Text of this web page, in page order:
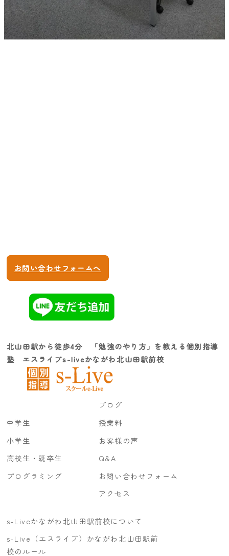
お問い合わせフォームへ
北山田駅から徒歩4分 「勉強のやり方」を教える個別指導
塾 エスライブs-liveかながわ北山田駅前校
中学生
小学生
高校生・既卒生
プログラミング
ブログ
授業料
お客様の声
Q&A
お問い合わせフォーム
アクセス
s-Liveかながわ北山田駅前校について
s-Live（エスライブ）かながわ北山田駅前
校のルール